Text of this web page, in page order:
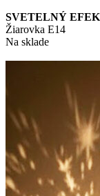
SVETELNÝ
Žiarovka E14
Na sklade